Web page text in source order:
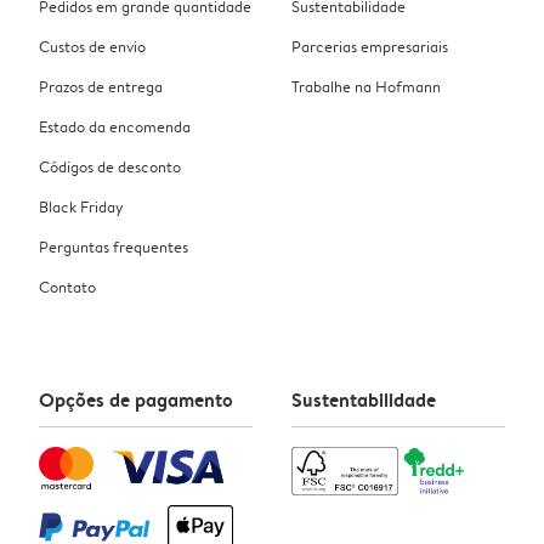
Pedidos em grande quantidade
Custos de envio
Prazos de entrega
Estado da encomenda
Códigos de desconto
Black Friday
Perguntas frequentes
Contato
Sustentabilidade
Parcerias empresariais
Trabalhe na Hofmann
Opções de pagamento Sustentabilidade